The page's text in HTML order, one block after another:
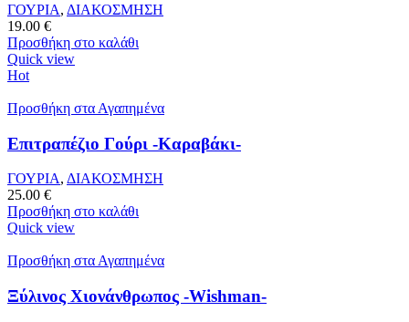
ΓΟΥΡΙΑ, ΔΙΑΚΟΣΜΗΣΗ
19.00 €
Προσθήκη στο καλάθι
Quick view
Hot
Προσθήκη στα Αγαπημένα
Επιτραπέζιο Γούρι -Καραβάκι-
ΓΟΥΡΙΑ, ΔΙΑΚΟΣΜΗΣΗ
25.00 €
Προσθήκη στο καλάθι
Quick view
Προσθήκη στα Αγαπημένα
Ξύλινος Χιονάνθρωπος -Wishman-